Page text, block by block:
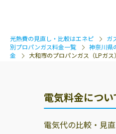
光熱費の見直し・比較はエネピ ガ
別プロパンガス料金一覧
神奈川県
金
大和市のプロパンガス（LPガス
電気料金につい
電気代の比較・見